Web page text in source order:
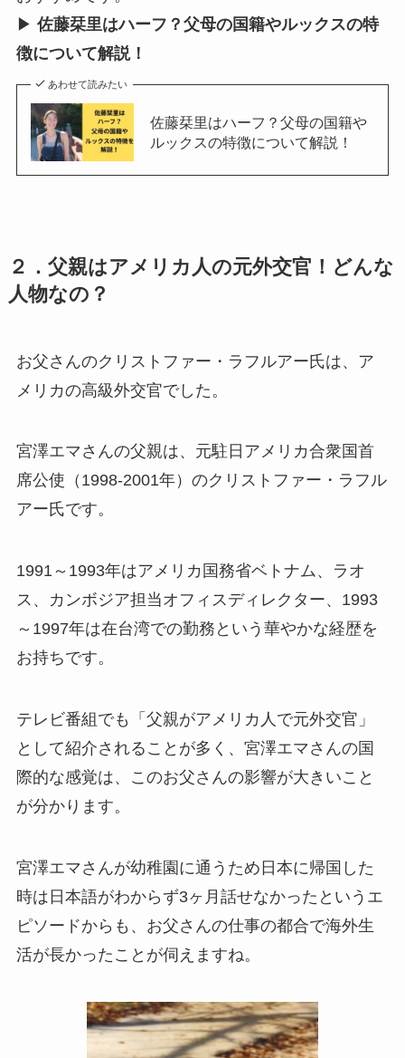
▶︎ 佐藤栞里はハーフ？父母の国籍やルックスの特
徴について解説！
あわせて読みたい
佐藤栞里はハーフ？父母の国籍や
ルックスの特徴について解説！
２．父親はアメリカ人の元外交官！どんな
人物なの？
お父さんのクリストファー・ラフルアー氏は、ア
メリカの高級外交官でした。
宮澤エマさんの父親は、元駐日アメリカ合衆国首
席公使（1998-2001年）のクリストファー・ラフル
アー氏です。
1991～1993年はアメリカ国務省ベトナム、ラオ
ス、カンボジア担当オフィスディレクター、1993
～1997年は在台湾での勤務という華やかな経歴を
お持ちです。
テレビ番組でも「父親がアメリカ人で元外交官」
として紹介されることが多く、宮澤エマさんの国
際的な感覚は、このお父さんの影響が大きいこと
が分かります。
宮澤エマさんが幼稚園に通うため日本に帰国した
時は日本語がわからず3ヶ月話せなかったというエ
ピソードからも、お父さんの仕事の都合で海外生
活が長かったことが伺えますね。